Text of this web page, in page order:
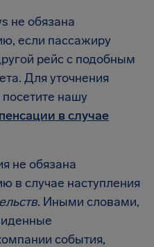
не обязана
если пассажиру
рейс с подобным
Для уточнения
нашу
в случае
не обязана
в случае наступления
. Иными словами,
события,